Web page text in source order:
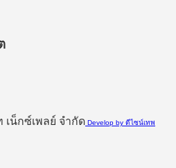
น็กซ์เพลย์ จำกัด Develop by ดีไซน์เทพ